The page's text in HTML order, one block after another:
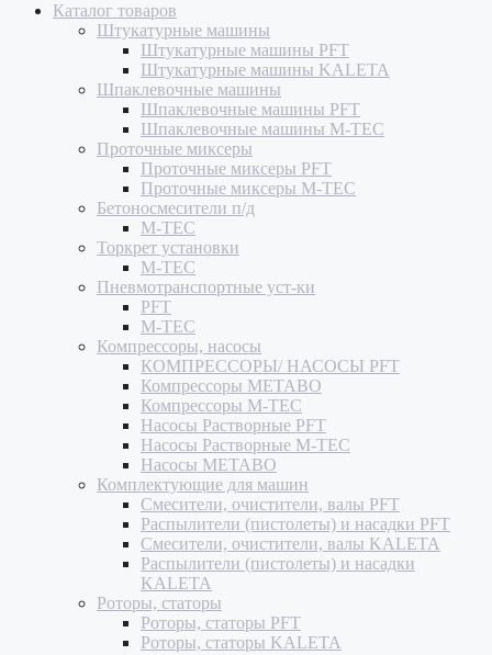
Каталог товаров
Штукатурные машины
Штукатурные машины PFT
Штукатурные машины KALETA
Шпаклевочные машины
Шпаклевочные машины PFT
Шпаклевочные машины M-TEC
Проточные миксеры
Проточные миксеры PFT
Проточные миксеры M-TEC
Бетоносмесители п/д
M-TEC
Торкрет установки
M-TEC
Пневмотранспортные уст-ки
PFT
M-TEC
Компрессоры, насосы
КОМПРЕССОРЫ/ НАСОСЫ PFT
Компрессоры METABO
Компрессоры M-TEC
Насосы Растворные PFT
Насосы Растворные M-TEC
Насосы METABO
Комплектующие для машин
Смесители, очистители, валы PFT
Распылители (пистолеты) и насадки PFT
Смесители, очистители, валы KALETA
Распылители (пистолеты) и насадки
KALETA
Роторы, статоры
Роторы, статоры PFT
Роторы, статоры KALETA